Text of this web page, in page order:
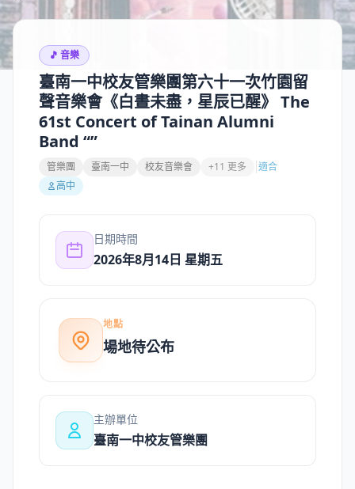
🎵 音樂
臺南一中校友管樂團第六十一次竹園留
聲音樂會《白晝未盡，星辰已醒》 The
61st Concert of Tainan Alumni
Band “”
管樂團 臺南一中 校友音樂會 +11 更多
適合
高中
日期時間
2026年8月14日 星期五
地點
場地待公布
主辦單位
臺南一中校友管樂團